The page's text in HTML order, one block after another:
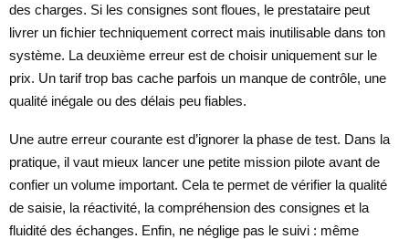
des charges. Si les consignes sont floues, le prestataire peut
livrer un fichier techniquement correct mais inutilisable dans ton
système. La deuxième erreur est de choisir uniquement sur le
prix. Un tarif trop bas cache parfois un manque de contrôle, une
qualité inégale ou des délais peu fiables.
Une autre erreur courante est d’ignorer la phase de test. Dans la
pratique, il vaut mieux lancer une petite mission pilote avant de
confier un volume important. Cela te permet de vérifier la qualité
de saisie, la réactivité, la compréhension des consignes et la
fluidité des échanges. Enfin, ne néglige pas le suivi : même